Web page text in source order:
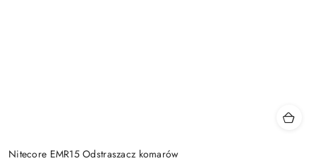
Nitecore EMR15 Odstraszacz komarów